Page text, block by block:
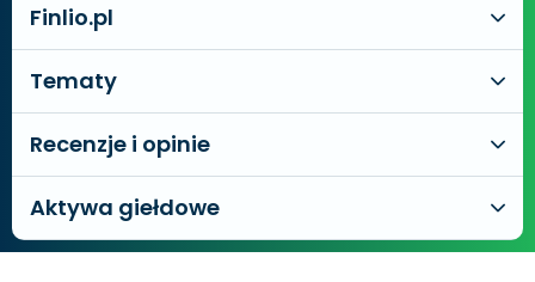
Finlio.pl
Tematy
Recenzje i opinie
Aktywa giełdowe